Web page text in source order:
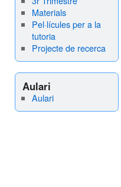
Materials
Pel·lícules per a la
tutoria
Projecte de recerca
Aulari
Aulari